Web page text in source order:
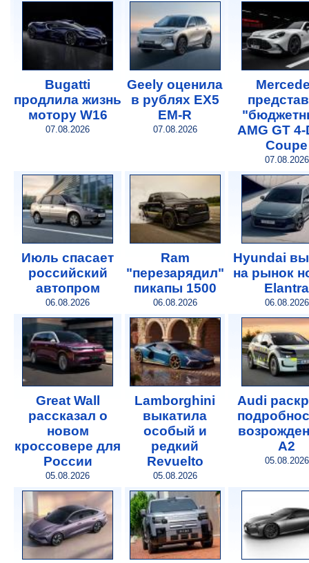
Bugatti
продлила жизнь
мотору W16
07.08.2026
Geely оценила
в рублях EX5
EM-R
07.08.2026
AMG GT
Coupe
07.08.2026
Июль спасает
российский
автопром
06.08.2026
Ram
"перезарядил"
пикапы 1500
06.08.2026
Hyundai
на рынок
Elantra
06.08.2026
Great Wall
рассказал о
новом
кроссовере для
России
05.08.2026
Lamborghini
выкатила
особый и
редкий
Revuelto
05.08.2026
Audi
A2
05.08.2026